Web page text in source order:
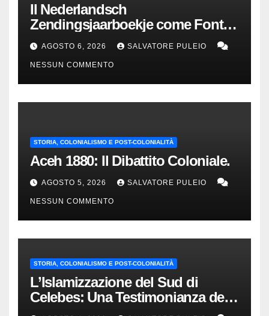
Il Nederlandsch
Zendingsjaarboekje come Fonte
Storica delle Indie Orientali
Olandesi
AGOSTO 6, 2026 SALVATORE PULEIO
NESSUN COMMENTO
STORIA, COLONIALISMO E POST-COLONIALITÀ
Aceh 1880: Il Dibattito Coloniale.
AGOSTO 5, 2026 SALVATORE PULEIO
NESSUN COMMENTO
STORIA, COLONIALISMO E POST-COLONIALITÀ
L’Islamizzazione del Sud di
Celebes: Una Testimonianza del
1840.